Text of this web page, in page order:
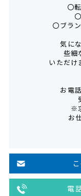
〇
〇ブラ
気に
些細
いただけ
お電
※
お
電